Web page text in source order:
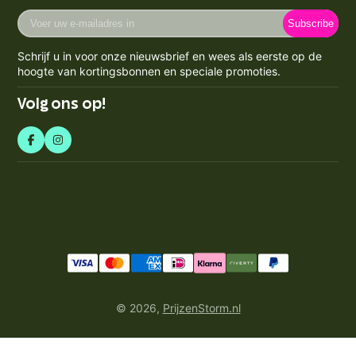
Klachten
Spaarpunten Programma
Retourneren & Annuleren
Cookie Policy
Contact
Blogs
Maandag - Vrijdag 09:00-17:00
KVK-nummer: 71550224
BTW-nummer: NL858759123b01
Voer
uw
mailadres
in
Subscribe
Schrijf u in voor onze nieuwsbrief en wees als eerste op de
hoogte van kortingsbonnen en speciale promoties.
Volg ons op!
© 2026, PrijzenStorm.nl